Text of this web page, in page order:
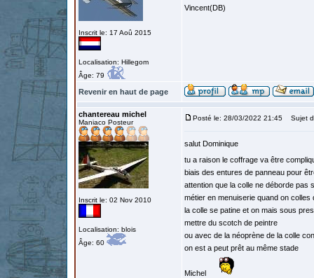
Inscrit le: 17 Aoû 2015
Localisation: Hillegom
Âge: 79
Vincent(DB)
Revenir en haut de page
chantereau michel
Maniaco Posteur
Inscrit le: 02 Nov 2010
Localisation: blois
Âge: 60
Posté le: 28/03/2022 21:45 Sujet
salut Dominique
tu a raison le coffrage va être
biais des entures de panneau pour
attention que la colle ne déborde pas
métier en menuiserie quand on
la colle se patine et on mais sous
mettre du scotch de peintre
ou avec de la néoprène de la colle
on est a peut prêt au même stade
Michel